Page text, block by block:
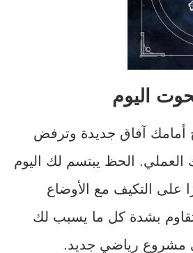
اليوم
أمامك آفاق جديدة وترفض
العملي. الحظ يبتسم لك اليوم
على التكيف مع الأوضاع
تقاوم بشدة كل ما يسبب لك
مشروع رياضي جديد.